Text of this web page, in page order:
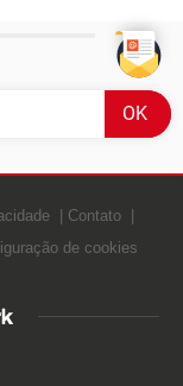
Contato
de cookies